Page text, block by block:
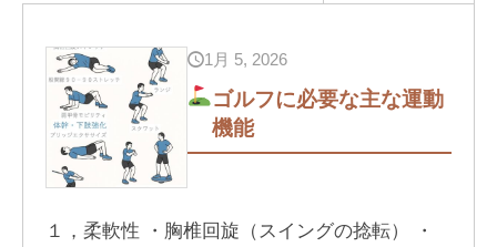
1月 5, 2026
ゴルフに必要な主な運動
機能
１，柔軟性 ・胸椎回旋（スイングの捻転） ・